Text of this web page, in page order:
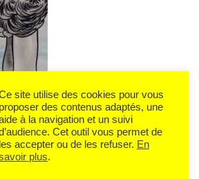
site utilise des cookies pour vous
proposer des contenus adaptés, une
à la navigation et un suivi
Cet outil vous permet de
les accepter ou de les refuser. En
plus.